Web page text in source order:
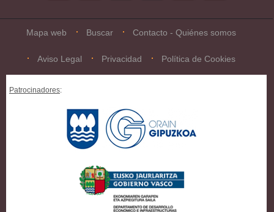
Mapa web Buscar Contacto - Quiénes somos
Aviso Legal Privacidad Política de Cookies
Patrocinadores: